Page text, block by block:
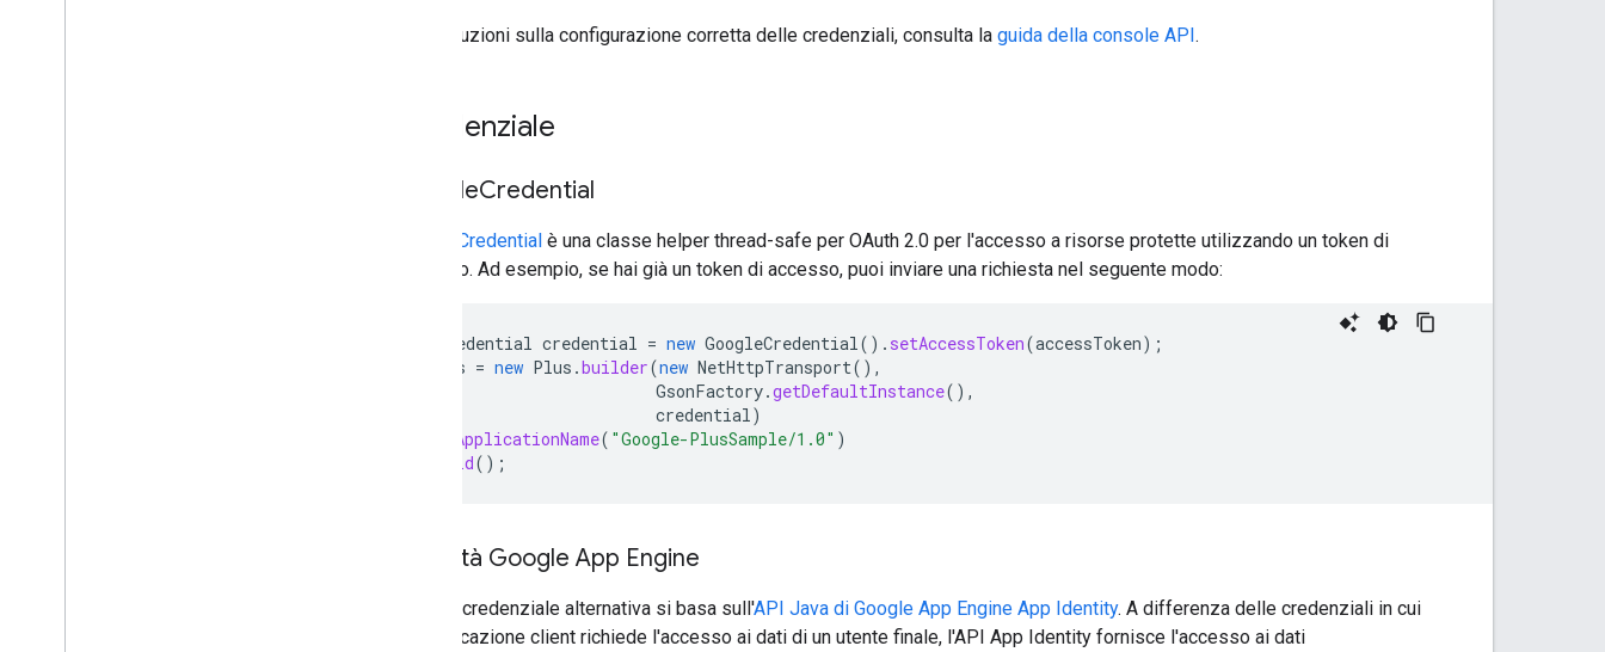
Per istruzioni sulla configurazione corretta delle credenziali, consulta la guida della console API.
Credenziale
GoogleCredential
GoogleCredential è una classe helper thread-safe per OAuth 2.0 per l'accesso a risorse protette utilizzando un token di
accesso. Ad esempio, se hai già un token di accesso, puoi inviare una richiesta nel seguente modo:
GoogleCredential credential = new GoogleCredential(). setAccessToken(accessToken);
plus = new Plus .builder(new NetHttpTransport(),
GsonFactory.getDefaultInstance(),
credential)
setApplicationName( "Google-PlusSample/1.0" )
build();
Identità Google App Engine
Questa credenziale alternativa si basa sull'API Java di Google App Engine App Identity. A differenza delle credenziali in cui
un'applicazione client richiede l'accesso ai dati di un utente finale, l'API App Identity fornisce l'accesso ai dati